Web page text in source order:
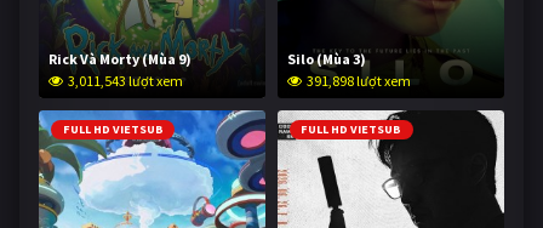
Rick Và Morty (Mùa 9)
3,011,543 lượt xem
Silo (Mùa 3)
391,898 lượt xem
FULL HD VIETSUB FULL HD VIETSUB